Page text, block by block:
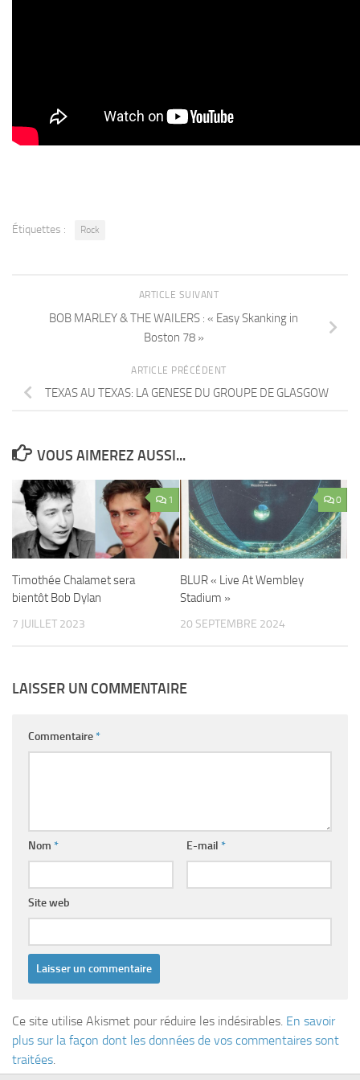
Étiquettes : Rock
ARTICLE SUIVANT
BOB MARLEY & THE WAILERS : « Easy Skanking in
Boston 78 »
ARTICLE PRÉCÉDENT
TEXAS AU TEXAS: LA GENESE DU GROUPE DE GLASGOW
VOUS AIMEREZ AUSSI...
1
Timothée Chalamet sera
bientôt Bob Dylan
7 JUILLET 2023
0
BLUR « Live At Wembley
Stadium »
20 SEPTEMBRE 2024
LAISSER UN COMMENTAIRE
Commentaire*
Nom * E-mail *
Site web
Ce site utilise Akismet pour réduire les indésirables. En savoir
plus sur la façon dont les données de vos commentaires sont
traitées